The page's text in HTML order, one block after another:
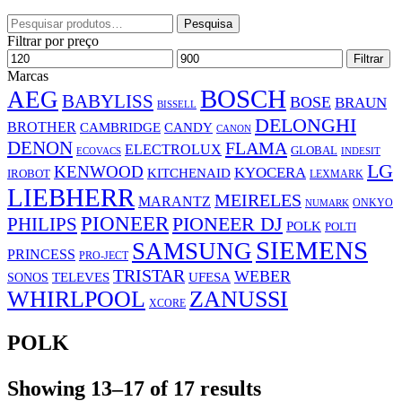
Pesquisar
por:
Pesquisa
Filtrar por preço
Preço
mínimo
Preço
máximo
Filtrar
Marcas
AEG BABYLISS BISSELL BOSCH BOSE BRAUN
BROTHER CAMBRIDGE CANDY CANON DELONGHI
DENON ECOVACS ELECTROLUX FLAMA GLOBAL INDESIT
IROBOT KENWOOD KITCHENAID KYOCERA LEXMARK LG
LIEBHERR MARANTZ MEIRELES NUMARK ONKYO
PHILIPS PIONEERPIONEER DJ POLK POLTI
PRINCESS PRO-JECT SAMSUNG SIEMENS
SONOS TELEVES TRISTAR UFESA WEBER
WHIRLPOOL XCORE ZANUSSI
POLK
Showing 13–17 of 17 results